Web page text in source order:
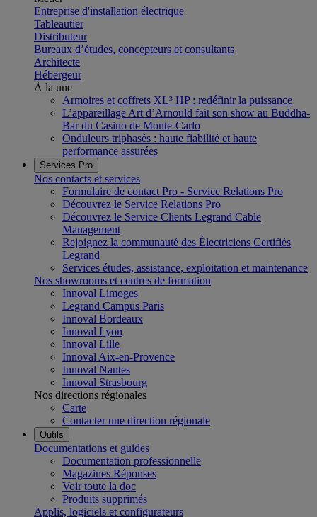
Entreprise d'installation électrique
Tableautier
Distributeur
Bureaux d’études, concepteurs et consultants
Architecte
Hébergeur
À la une
Armoires et coffrets XL³ HP : redéfinir la puissance
L’appareillage Art d’Arnould fait son show au Buddha-
Bar du Casino de Monte-Carlo
Onduleurs triphasés : haute fiabilité et haute
performance assurées
Services Pro
Nos contacts et services
Formulaire de contact Pro - Service Relations Pro
Découvrez le Service Relations Pro
Découvrez le Service Clients Legrand Cable
Management
Rejoignez la communauté des Électriciens Certifiés
Legrand
Services études, assistance, exploitation et maintenance
Nos showrooms et centres de formation
Innoval Limoges
Legrand Campus Paris
Innoval Bordeaux
Innoval Lyon
Innoval Lille
Innoval Aix-en-Provence
Innoval Nantes
Innoval Strasbourg
Nos directions régionales
Carte
Contacter une direction régionale
Outils
Documentations et guides
Documentation professionnelle
Magazines Réponses
Voir toute la doc
Produits supprimés
Applis, logiciels et configurateurs